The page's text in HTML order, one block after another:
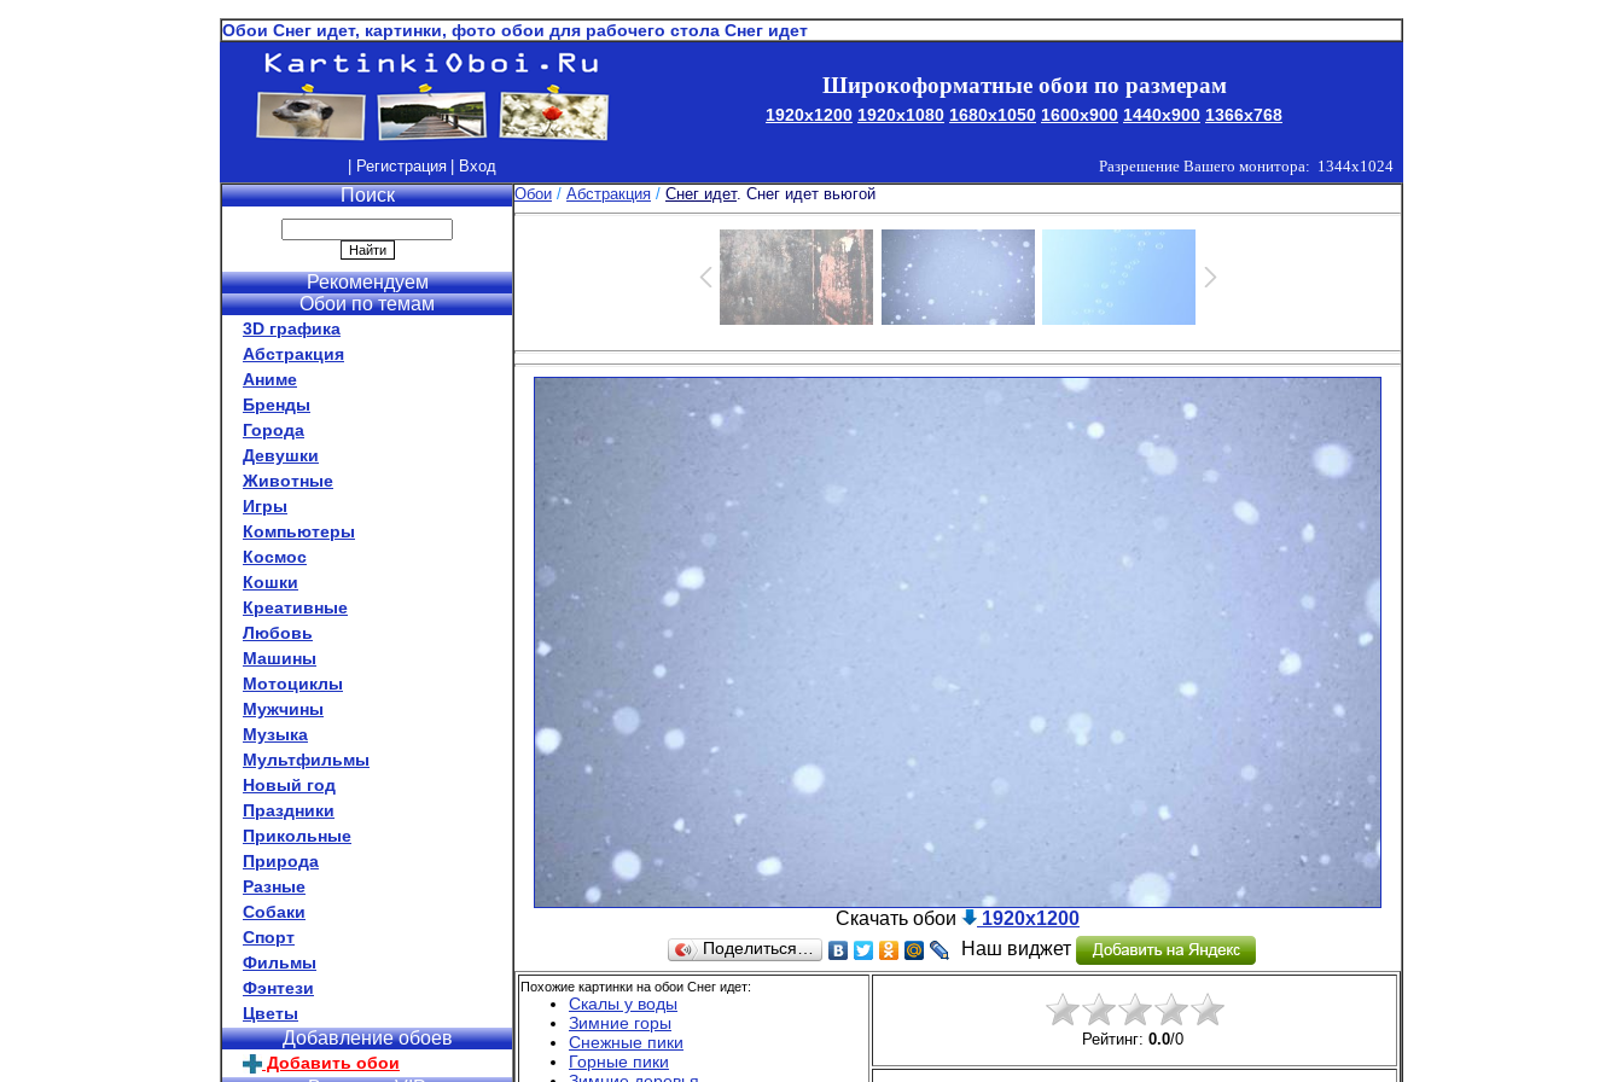
Обои Снег идет, картинки, фото обои для рабочего стола Снег идет
Широкоформатные обои по размерам
1920x1200 1920x1080 1680x1050 1600x900 1440x900 1366x768
| Регистрация | Вход Разрешение Вашего монитора: 1344x1024
Поиск
Рекомендуем
Обои по темам
3D графика
Абстракция
Аниме
Бренды
Города
Девушки
Животные
Игры
Компьютеры
Космос
Кошки
Креативные
Любовь
Машины
Мотоциклы
Мужчины
Музыка
Мультфильмы
Новый год
Праздники
Прикольные
Природа
Разные
Собаки
Спорт
Фильмы
Фэнтези
Цветы
Добавление обоев
Добавить обои
Обои / Абстракция / Снег идет. Снег идет вьюгой
Скачать обои 1920x1200
Поделиться… Наш виджет
Похожие картинки на обои Снег идет:
Скалы у воды
Зимние горы
Снежные пики
Горные пики
Рейтинг: 0.0/0